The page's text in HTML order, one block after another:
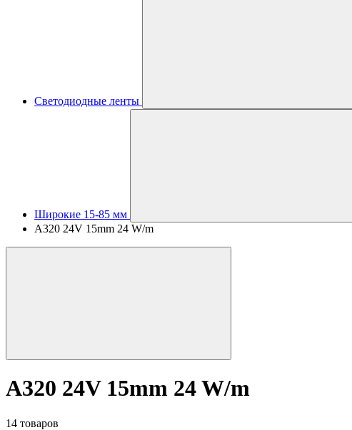
Светодиодные ленты
Широкие 15-85 мм
A320 24V 15mm 24 W/m
A320 24V 15mm 24 W/m
14 товаров